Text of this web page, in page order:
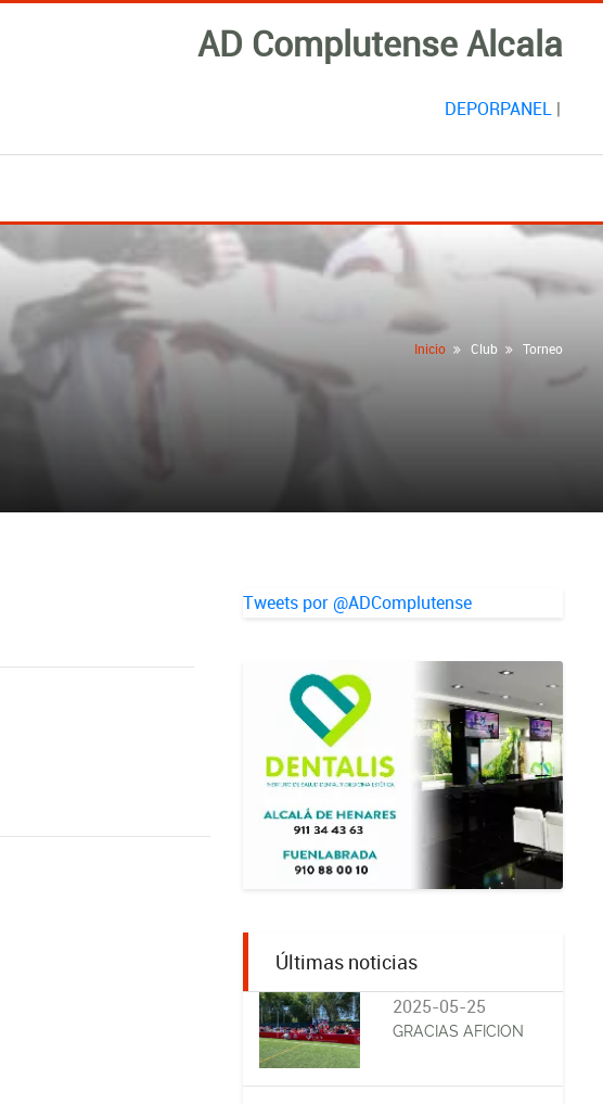
AD Complutense Alcala
DEPORPANEL|
Inicio Club Torneo
Tweets por @ADComplutense
Últimas noticias
2025-05-25
GRACIAS AFICION